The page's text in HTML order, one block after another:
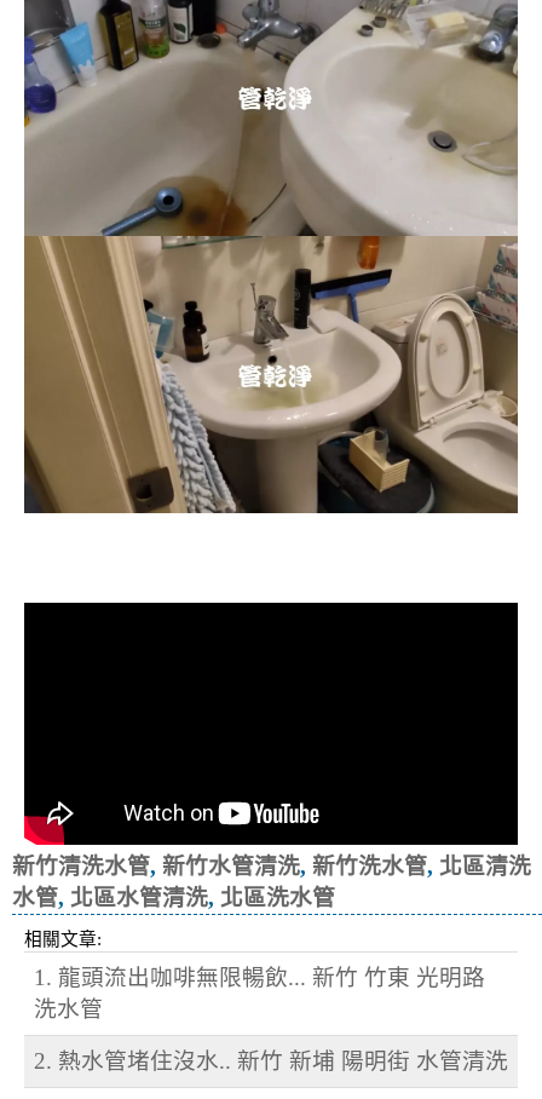
新竹清洗水管, 新竹水管清洗, 新竹洗水管, 北區清洗
水管, 北區水管清洗, 北區洗水管
相關文章:
1. 龍頭流出咖啡無限暢飲... 新竹 竹東 光明路
洗水管
2. 熱水管堵住沒水.. 新竹 新埔 陽明街 水管清洗